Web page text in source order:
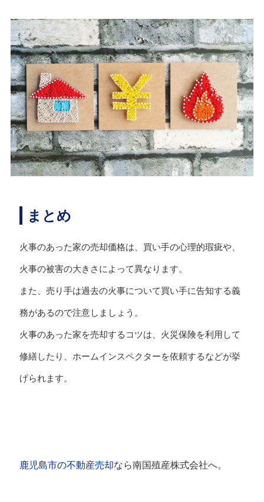
まとめ
火事のあった家の売却価格は、買い手の心理的瑕疵や、
火事の被害の大きさによって異なります。
また、売り手は過去の火事について買い手に告知する義
務があるので注意しましょう。
火事のあった家を売却するコツは、火災保険を利用して
修繕したり、ホームインスペクターを依頼するなどが挙
げられます。
鹿児島市の不動産売却なら南国殖産株式会社へ。